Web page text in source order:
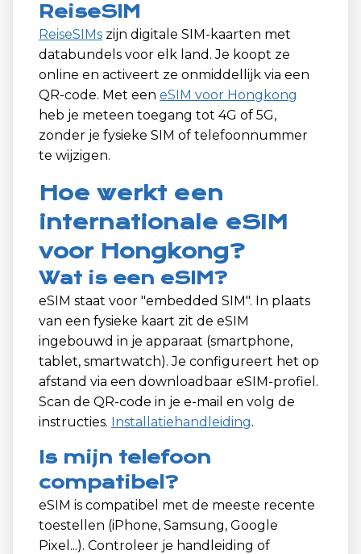
ReiseSIM
ReiseSIMs zijn digitale SIM-kaarten met
databundels voor elk land. Je koopt ze
online en activeert ze onmiddellijk via een
QR-code. Met een eSIM voor Hongkong
heb je meteen toegang tot 4G of 5G,
zonder je fysieke SIM of telefoonnummer
te wijzigen.
Hoe werkt een
internationale eSIM
voor Hongkong?
Wat is een eSIM?
eSIM staat voor "embedded SIM". In plaats
van een fysieke kaart zit de eSIM
ingebouwd in je apparaat (smartphone,
tablet, smartwatch). Je configureert het op
afstand via een downloadbaar eSIM-profiel.
Scan de QR-code in je e-mail en volg de
instructies. Installatiehandleiding.
Is mijn telefoon
compatibel?
eSIM is compatibel met de meeste recente
toestellen (iPhone, Samsung, Google
Pixel...). Controleer je handleiding of